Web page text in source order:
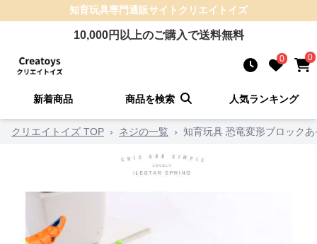
知育玩具専門通販サイト クリエイトイズ
10,000円以上のご購入で送料無料
0 0
新着商品 商品を検索 人気ランキング
クリエイトイズ TOP › ネジの一覧 › 知育玩具 恐竜変形ブロックあ